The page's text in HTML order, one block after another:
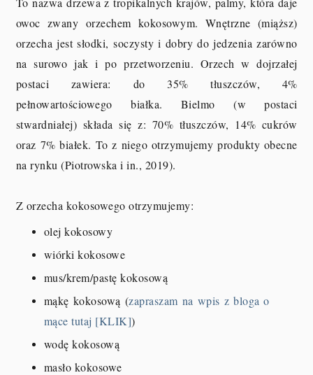
owoc zwany orzechem kokosowym. Wnętrzne (miąższ)
orzecha jest słodki, soczysty i dobry do jedzenia zarówno
na surowo jak i po przetworzeniu. Orzech w dojrzałej
postaci zawiera: do 35% tłuszczów, 4%
pełnowartościowego białka. Bielmo (w postaci
stwardniałej) składa się z: 70% tłuszczów, 14% cukrów
oraz 7% białek. To z niego otrzymujemy produkty obecne
na rynku (Piotrowska i in., 2019).
Z orzecha kokosowego otrzymujemy:
olej kokosowy
wiórki kokosowe
mus/krem/pastę kokosową
mąkę kokosową (zapraszam na wpis z bloga o
mące tutaj [KLIK])
wodę kokosową
masło kokosowe